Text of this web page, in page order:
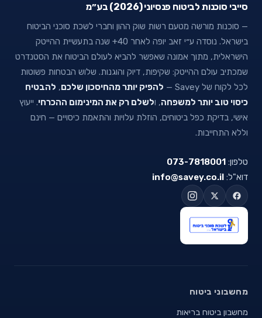
סייבי סוכנות לביטוח פנסיוני (2026) בע״מ
— סוכנות מורשה מטעם רשות שוק ההון וחברי לשכת סוכני הביטוח
בישראל. נוסדה ע״י זאב יופה לאחר 40+ שנה בתעשיית ההייטק
הישראלית, מתוך אמונה שאפשר להביא לעולם הביטוח את הסטנדרט
שמכתיב עולם ההייטק: שקיפות, דיוק והוגנות. שלוש הבטחות פשוטות
לכל לקוח של Savey —
להפיק יותר מהחיסכון שלכם, להבטיח
כיסוי טוב יותר למשפחה, ולשלם רק את המינימום ההכרחי. ייעוץ
אישי, בדיקת כפל ביטוחים, הוזלת עלויות והתאמת כיסויים — חינם
וללא התחייבות.
טלפון: 073-7818001
דוא"ל: info@savey.co.il
מחשבוני ביטוח
מחשבון ביטוח בריאות